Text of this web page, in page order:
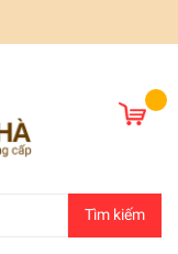
Tìm kiếm